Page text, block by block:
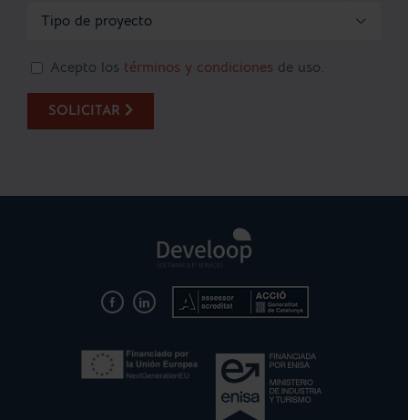

Acepto los términos y condiciones de uso.
SOLICITAR